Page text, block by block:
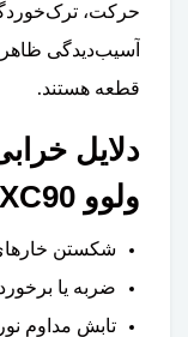
حرکت،
آسیب‌دیدگی
قطعه هستند.
دلایل
ولوو XC90
شکستن خارهای
ضربه یا برخورد
تابش مداوم